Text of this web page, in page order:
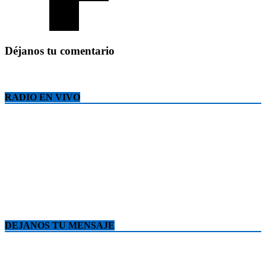
Déjanos tu comentario
RADIO EN VIVO
DEJANOS TU MENSAJE